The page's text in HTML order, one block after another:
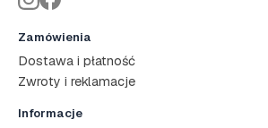
Zamówienia
Dostawa i płatność
Zwroty i reklamacje
Informacje